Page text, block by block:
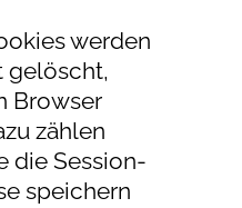
werden
gelöscht,
Browser
zählen
die Session-
speichern